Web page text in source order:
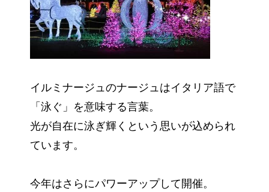
イルミナージュのナージュはイタリア語で
「泳ぐ」を意味する言葉。
光が自在に泳ぎ輝くという思いが込められ
ています。
今年はさらにパワーアップして開催。